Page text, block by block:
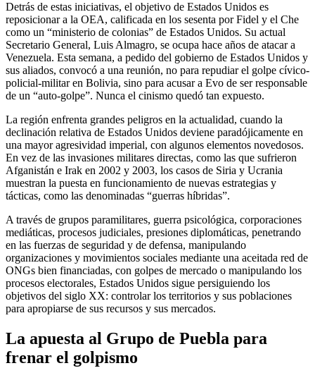
Detrás de estas iniciativas, el objetivo de Estados Unidos es
reposicionar a la OEA, calificada en los sesenta por Fidel y el Che
como un “ministerio de colonias” de Estados Unidos. Su actual
Secretario General, Luis Almagro, se ocupa hace años de atacar a
Venezuela. Esta semana, a pedido del gobierno de Estados Unidos y
sus aliados, convocó a una reunión, no para repudiar el golpe cívico-
policial-militar en Bolivia, sino para acusar a Evo de ser responsable
de un “auto-golpe”. Nunca el cinismo quedó tan expuesto.
La región enfrenta grandes peligros en la actualidad, cuando la
declinación relativa de Estados Unidos deviene paradójicamente en
una mayor agresividad imperial, con algunos elementos novedosos.
En vez de las invasiones militares directas, como las que sufrieron
Afganistán e Irak en 2002 y 2003, los casos de Siria y Ucrania
muestran la puesta en funcionamiento de nuevas estrategias y
tácticas, como las denominadas “guerras híbridas”.
A través de grupos paramilitares, guerra psicológica, corporaciones
mediáticas, procesos judiciales, presiones diplomáticas, penetrando
en las fuerzas de seguridad y de defensa, manipulando
organizaciones y movimientos sociales mediante una aceitada red de
ONGs bien financiadas, con golpes de mercado o manipulando los
procesos electorales, Estados Unidos sigue persiguiendo los
objetivos del siglo XX: controlar los territorios y sus poblaciones
para apropiarse de sus recursos y sus mercados.
La apuesta al Grupo de Puebla para
frenar el golpismo